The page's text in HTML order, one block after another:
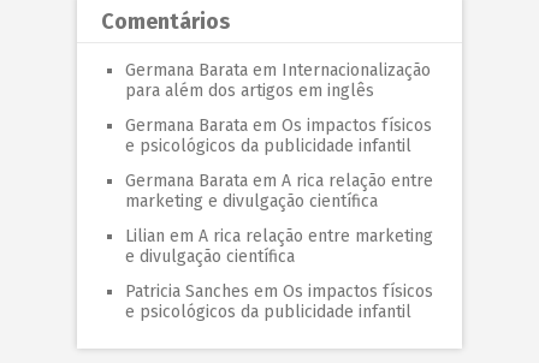
Comentários
Germana Barata em Internacionalização
para além dos artigos em inglês
Germana Barata em Os impactos físicos
e psicológicos da publicidade infantil
Germana Barata em A rica relação entre
marketing e divulgação científica
Lilian em A rica relação entre marketing
e divulgação científica
Patricia Sanches em Os impactos físicos
e psicológicos da publicidade infantil